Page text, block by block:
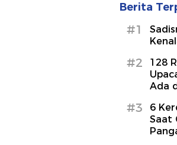
Berita
#1
#2
128
Ada
#3
6
Saat